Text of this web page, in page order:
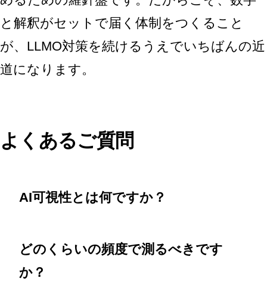
と解釈がセットで届く体制をつくること
が、LLMO対策を続けるうえでいちばんの近
道になります。
よくあるご質問
AI可視性とは何ですか？
どのくらいの頻度で測るべきです
か？